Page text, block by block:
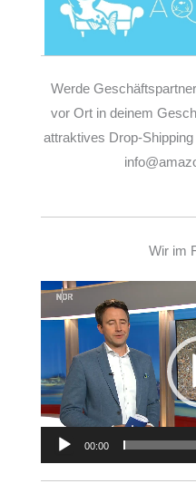
Werde
vor Ort in deinem
attraktives Drop-
Wir im
00:00